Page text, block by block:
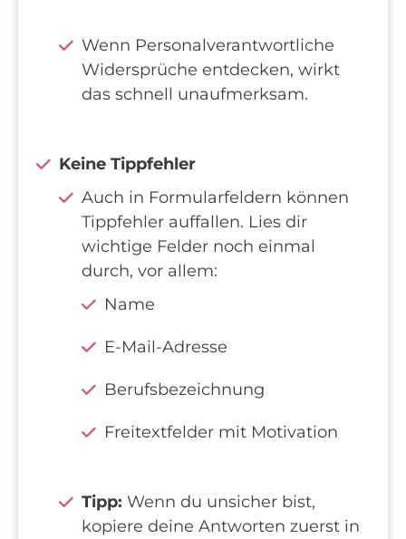
Wenn Personalverantwortliche
Widersprüche entdecken, wirkt
das schnell unaufmerksam.
Keine Tippfehler
Auch in Formularfeldern können
Tippfehler auffallen. Lies dir
wichtige Felder noch einmal
durch, vor allem:
Name
E-Mail-Adresse
Berufsbezeichnung
Freitextfelder mit Motivation
Tipp: Wenn du unsicher bist,
kopiere deine Antworten zuerst in